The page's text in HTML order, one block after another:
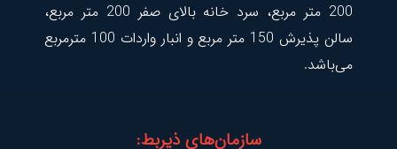
200 متر مربع، سرد خانه بالای صفر 200 متر مربع،
سالن پذیرش 150 متر مربع و انبار واردات 100 مترمربع
می‌باشد.
سازمان‌های ذیربط: